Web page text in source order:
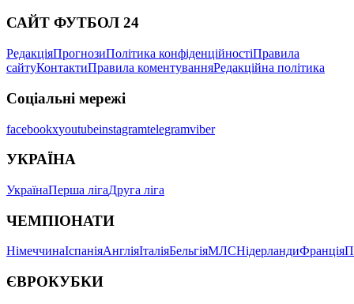
САЙТ ФУТБОЛ 24
РедакціяПрогнозиПолітика конфіденційностіПравила
сайтуКонтактиПравила коментуванняРедакційна політика
Соціальні мережі
facebookxyoutubeinstagramtelegramviber
УКРАЇНА
УкраїнаПерша лігаДруга ліга
ЧЕМПІОНАТИ
НімеччинаІспаніяАнгліяІталіяБельгіяМЛСНідерландиФранція
ЄВРОКУБКИ